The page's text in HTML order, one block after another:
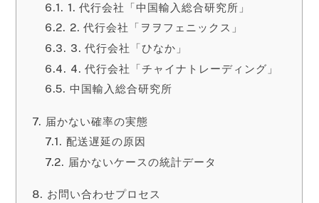
1. 代行会社「中国輸入総合研究所」
2. 代行会社「ヲヲフェニックス」
3. 代行会社「ひなか」
4. 代行会社「チャイナトレーディング」
中国輸入総合研究所
届かない確率の実態
配送遅延の原因
届かないケースの統計データ
お問い合わせプロセス